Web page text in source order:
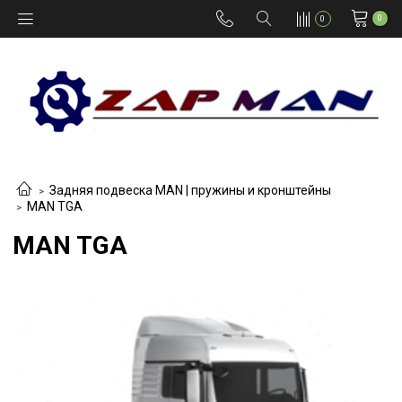
0 0
Задняя подвеска MAN | пружины и кронштейны
MAN TGA
MAN TGA